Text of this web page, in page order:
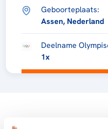
Geboorteplaats:
Assen, Nederland
Deelname
1x